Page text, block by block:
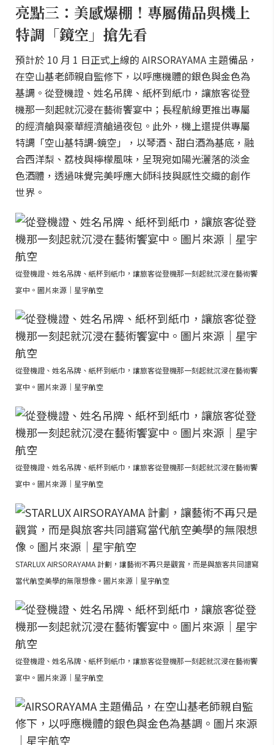
亮點三：美感爆棚！專屬備品與機上
特調「鏡空」搶先看
預計於 10 月 1 日正式上線的 AIRSORAYAMA 主題備品，
在空山基老師親自監修下，以呼應機體的銀色與金色為
基調。從登機證、姓名吊牌、紙杯到紙巾，讓旅客從登
機那一刻起就沉浸在藝術饗宴中；長程航線更推出專屬
的經濟艙與豪華經濟艙過夜包。此外，機上還提供專屬
特調「空山基特調-鏡空」，以琴酒、甜白酒為基底，融
合西洋梨、荔枝與檸檬風味，呈現宛如陽光灑落的淡金
色酒體，透過味覺完美呼應大師科技與感性交織的創作
世界。
從登機證、姓名吊牌、紙杯到紙巾，讓旅客從登機那一刻起就沉浸在藝術饗
宴中。圖片來源｜星宇航空
從登機證、姓名吊牌、紙杯到紙巾，讓旅客從登機那一刻起就沉浸在藝術饗
宴中。圖片來源｜星宇航空
從登機證、姓名吊牌、紙杯到紙巾，讓旅客從登機那一刻起就沉浸在藝術饗
宴中。圖片來源｜星宇航空
STARLUX AIRSORAYAMA 計劃，讓藝術不再只是觀賞，而是與旅客共同譜寫
當代航空美學的無限想像。圖片來源｜星宇航空
從登機證、姓名吊牌、紙杯到紙巾，讓旅客從登機那一刻起就沉浸在藝術饗
宴中。圖片來源｜星宇航空